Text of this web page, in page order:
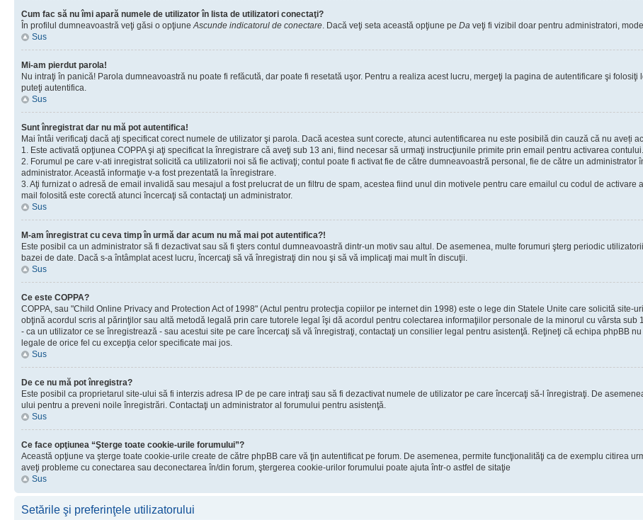
Cum fac să nu îmi apară numele de utilizator în lista de utilizatori conectaţi?
În profilul dumneavoastră veţi găsi o opţiune Ascunde indicatorul de conectare . Dacă veţi seta această opţiune pe Da veţi fi vizibil doar pentru administratori,
Sus
Mi-am pierdut parola!
Nu intraţi în panică! Parola dumneavoastră nu poate fi refăcută, dar poate fi resetată uşor. Pentru a realiza acest lucru, mergeţi la pagina de autentificare şi folosiţi
puteţi autentifica.
Sus
Sunt înregistrat dar nu mă pot autentifica!
Mai întâi verificaţi dacă aţi specificat corect numele de utilizator şi parola. Dacă acestea sunt corecte, atunci autentificarea nu este posibilă din cauză că nu aveți
1. Este activată opţiunea COPPA şi aţi specificat la înregistrare că aveţi sub 13 ani, fiind necesar să urmaţi instrucţiunile primite prin email pentru activarea contului.
2. Forumul pe care v-ati inregistrat solicită ca utilizatorii noi să fie activaţi; contul poate fi activat fie de către dumneavoastră personal, fie de către un
administrator. Această informaţie v-a fost prezentată la înregistrare.
3. Aţi furnizat o adresă de email invalidă sau mesajul a fost prelucrat de un filtru de spam, acestea fiind unul din motivele pentru care emailul cu codul de
mail folosită este corectă atunci încercaţi să contactaţi un administrator.
Sus
M-am înregistrat cu ceva timp în urmă dar acum nu mă mai pot autentifica?!
Este posibil ca un administrator să fi dezactivat sau să fi şters contul dumneavoastră dintr-un motiv sau altul. De asemenea, multe forumuri şterg periodic
bazei de date. Dacă s-a întâmplat acest lucru, încercaţi să vă înregistraţi din nou şi să vă implicaţi mai mult în discuţii.
Sus
Ce este COPPA?
COPPA, sau "Child Online Privacy and Protection Act of 1998" (Actul pentru protecţia copiilor pe internet din 1998) este o lege din Statele Unite care solicită
obţină acordul scris al părinţilor sau altă metodă legală prin care tutorele legal îşi dă acordul pentru colectarea informaţiilor personale de la minorul cu vârsta
- ca un utilizator ce se înregistrează - sau acestui site pe care încercaţi să vă înregistraţi, contactaţi un consilier legal pentru asistenţă. Reţineţi că echipa phpBB
legale de orice fel cu excepţia celor specificate mai jos.
Sus
De ce nu mă pot înregistra?
Este posibil ca proprietarul site-ului să fi interzis adresa IP de pe care intraţi sau să fi dezactivat numele de utilizator pe care încercaţi să-l înregistraţi. De
ului pentru a preveni noile înregistrări. Contactaţi un administrator al forumului pentru asistenţă.
Sus
Ce face opţiunea “Şterge toate cookie-urile forumului”?
Această opţiune va şterge toate cookie-urile create de către phpBB care vă ţin autentificat pe forum. De asemenea, permite funcţionalităţi ca de exemplu citirea
aveţi probleme cu conectarea sau deconectarea în/din forum, ştergerea cookie-urilor forumului poate ajuta într-o astfel de sitaţie
Sus
Setările şi preferinţele utilizatorului